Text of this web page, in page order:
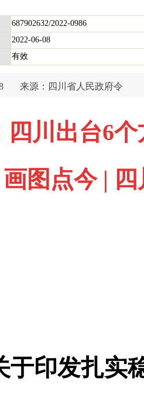
687902632/2022-0986
2022-06-08
有效
来源：四川省人民政府令
四川出台6
画图点今 |
于印发扎实